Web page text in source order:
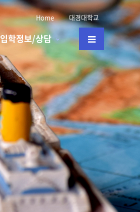
대경대학교
Home
입학정보/상담